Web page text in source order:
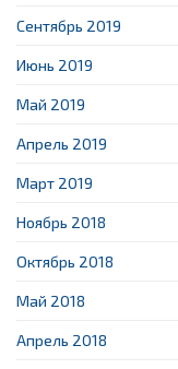
Сентябрь 2019
Июнь 2019
Май 2019
Апрель 2019
Март 2019
Ноябрь 2018
Октябрь 2018
Май 2018
Апрель 2018